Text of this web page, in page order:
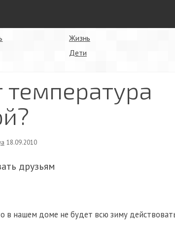
Жизнь
Дети
температура
18.09.2010
друзьям
в нашем доме не будет всю зиму